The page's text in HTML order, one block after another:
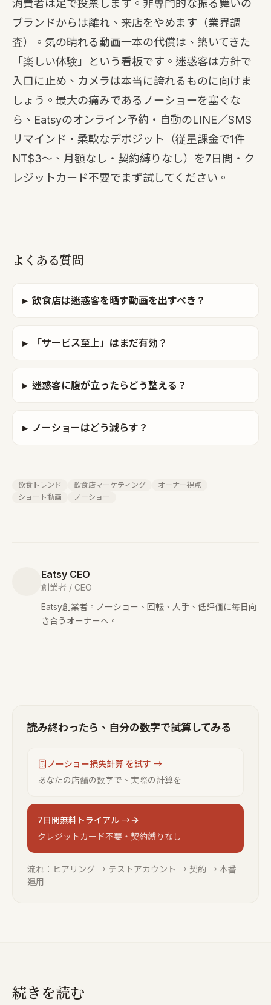
消費者は足で投票します。非専門的な振る舞いの
ブランドからは離れ、来店をやめます（業界調
査）。気の晴れる動画一本の代償は、築いてきた
「楽しい体験」という看板です。迷惑客は方針で
入口に止め、カメラは本当に誇れるものに向けま
しょう。最大の痛みであるノーショーを塞ぐな
ら、Eatsyのオンライン予約・自動のLINE／SMS
リマインド・柔軟なデポジット（従量課金で1件
NT$3〜、月額なし・契約縛りなし）を7日間・ク
レジットカード不要でまず試してください。
よくある質問
▸ 飲食店は迷惑客を晒す動画を出すべき？
▸ 「サービス至上」はまだ有効？
▸ 迷惑客に腹が立ったらどう整える？
▸ ノーショーはどう減らす？
飲食トレンド 飲食店マーケティング
オーナー視点
ショート動画
ノーショー
Eatsy CEO
創業者 / CEO
Eatsy創業者。ノーショー、回転、人手、低評価に毎日向
き合うオーナーへ。
読み終わったら、自分の数字で試算してみる
ノーショー損失計算 を試す →
あなたの店舗の数字で、実際の計算を
7日間無料トライアル →
クレジットカード不要・契約縛りなし
流れ：ヒアリング → テストアカウント → 契約 → 本番
運用
続きを読む